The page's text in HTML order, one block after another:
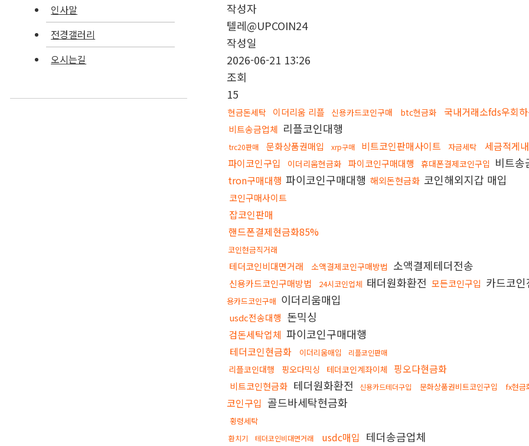
인사말
전경갤러리
오시는길
작성자
텔레@UPCOIN24
작성일
2026-06-21 13:26
조회
15
현금돈세탁 이더리움 리플 신용카드코인구매 btc현금화 국내거래소fds우회
비트송금업체 리플코인대행
trc20판매 문화상품권매입 xrp구매 비트코인판매사이트 자금세탁 세금적게
파이코인구입 이더리움현금화 파이코인구매대행 휴대폰결제코인구입 비트송
tron구매대행 파이코인구매대행 해외돈현금화 코인해외지갑 매입
코인구매사이트
잡코인판매
핸드폰결제현금화85%
코인현금직거래
테더코인비대면거래 소액결제코인구매방법 소액결제테더전송
신용카드코인구매방법 24시코인업체 태더원화환전 모든코인구입 카드코
용카드코인구매 이더리움매입
usdc전송대행 돈믹싱
검돈세탁업체 파이코인구매대행
테더코인현금화 이더리움매입 리플코인판매
리플코인대행 핑오다믹싱 테더코인계좌이체 핑오다현금화
비트코인현금화 테더원화환전 신용카드테더구입 문화상품권비트코인구입 fx현금
코인구입 골드바세탁현금화
횡령세탁
환치기 테더코인비대면거래 usdc매입 테더송금업체